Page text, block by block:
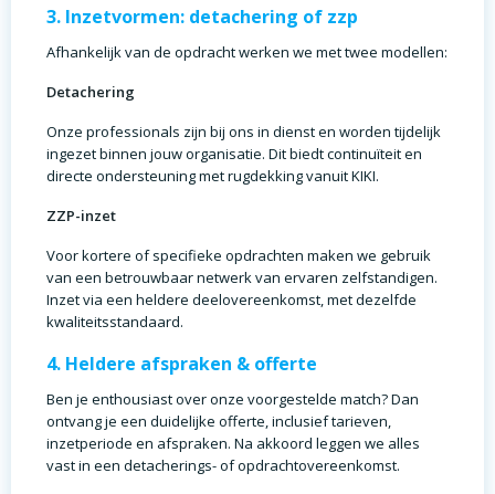
3. Inzetvormen: detachering of zzp
Afhankelijk van de opdracht werken we met twee modellen:
Detachering
Onze professionals zijn bij ons in dienst en worden tijdelijk
ingezet binnen jouw organisatie. Dit biedt continuïteit en
directe ondersteuning met rugdekking vanuit KIKI.
ZZP-inzet
Voor kortere of specifieke opdrachten maken we gebruik
van een betrouwbaar netwerk van ervaren zelfstandigen.
Inzet via een heldere deelovereenkomst, met dezelfde
kwaliteitsstandaard.
4. Heldere afspraken & offerte
Ben je enthousiast over onze voorgestelde match? Dan
ontvang je een duidelijke offerte, inclusief tarieven,
inzetperiode en afspraken. Na akkoord leggen we alles
vast in een detacherings- of opdrachtovereenkomst.